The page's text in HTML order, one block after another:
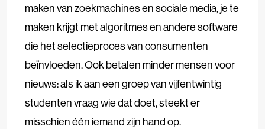
maken van zoekmachines en sociale media, je te
maken krijgt met algoritmes en andere software
die het selectieproces van consumenten
beïnvloeden. Ook betalen minder mensen voor
nieuws: als ik aan een groep van vijfentwintig
studenten vraag wie dat doet, steekt er
misschien één iemand zijn hand op.